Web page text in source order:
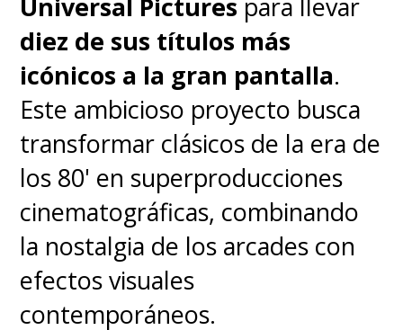
Universal Pictures para llevar
diez de sus títulos más
icónicos a la gran pantalla.
Este ambicioso proyecto busca
transformar clásicos de la era de
los 80' en superproducciones
cinematográficas, combinando
la nostalgia de los arcades con
efectos visuales
contemporáneos.